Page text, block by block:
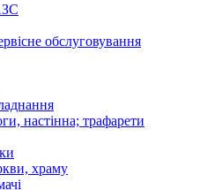
обслуговування
настінна; трафарети
храму